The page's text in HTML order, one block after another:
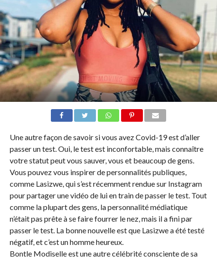
Une autre façon de savoir si vous avez Covid-19 est d’aller
passer un test. Oui, le test est inconfortable, mais connaître
votre statut peut vous sauver, vous et beaucoup de gens.
Vous pouvez vous inspirer de personnalités publiques,
comme Lasizwe, qui s’est récemment rendue sur Instagram
pour partager une vidéo de lui en train de passer le test. Tout
comme la plupart des gens, la personnalité médiatique
n’était pas prête à se faire fourrer le nez, mais il a fini par
passer le test. La bonne nouvelle est que Lasizwe a été testé
négatif, et c’est un homme heureux.
Bontle Modiselle est une autre célébrité consciente de sa